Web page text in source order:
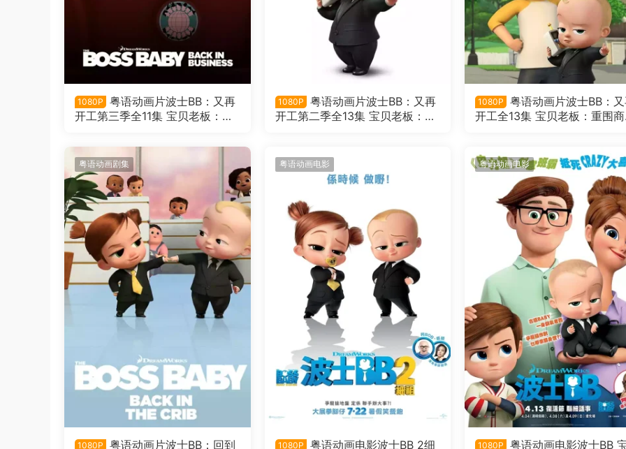
1080P
粤语动画片波士BB：又再
开工第三季全11集 宝贝老板：重
1080P
粤语动画片波士BB：又再
开工第二季全13集 宝贝老板：重
1080P
粤语动画片波士BB：
开工全13集 宝贝老板：重围
粤语动画剧集
1080P 粤语动画片波士BB：回到
粤语动画电影
1080P 粤语动画电影波士BB 2细
粤语动画电影
1080P 粤语动画电影波士BB